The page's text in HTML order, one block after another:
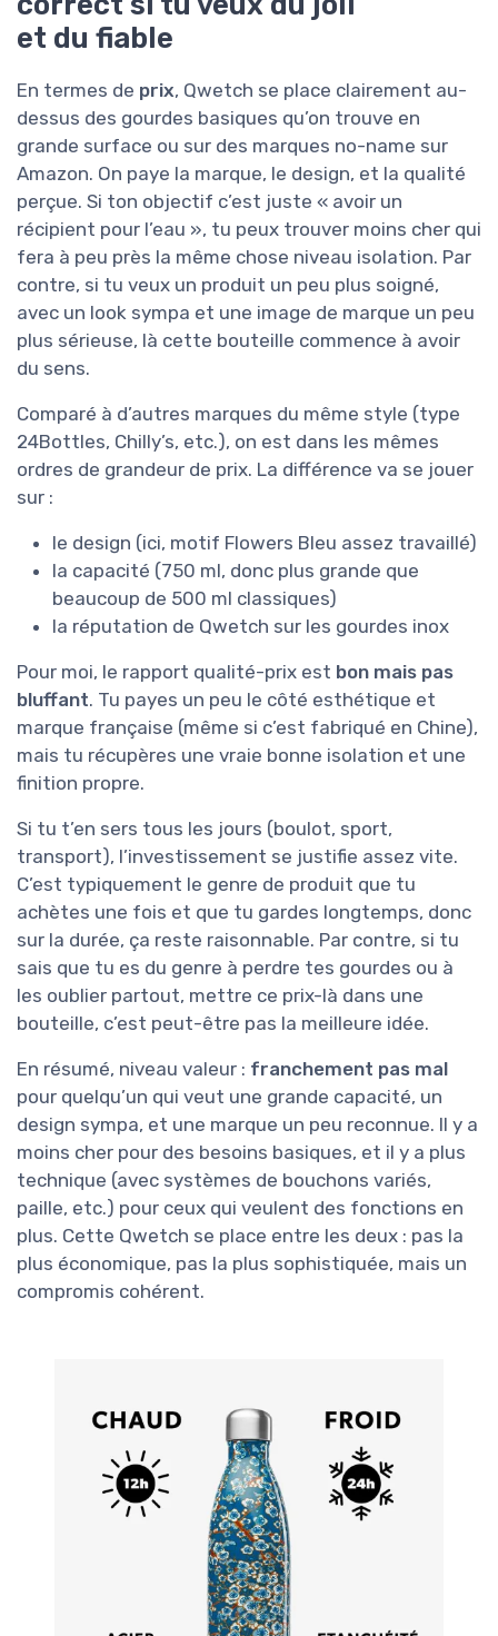
et du fiable
En termes de prix, Qwetch se place clairement au-
dessus des gourdes basiques qu’on trouve en
grande surface ou sur des marques no-name sur
Amazon. On paye la marque, le design, et la qualité
perçue. Si ton objectif c’est juste « avoir un
récipient pour l’eau », tu peux trouver moins cher qui
fera à peu près la même chose niveau isolation. Par
contre, si tu veux un produit un peu plus soigné,
avec un look sympa et une image de marque un peu
plus sérieuse, là cette bouteille commence à avoir
du sens.
Comparé à d’autres marques du même style (type
24Bottles, Chilly’s, etc.), on est dans les mêmes
ordres de grandeur de prix. La différence va se jouer
sur :
le design (ici, motif Flowers Bleu assez travaillé)
la capacité (750 ml, donc plus grande que
beaucoup de 500 ml classiques)
la réputation de Qwetch sur les gourdes inox
Pour moi, le rapport qualité-prix est bon mais pas
bluffant. Tu payes un peu le côté esthétique et
marque française (même si c’est fabriqué en Chine),
mais tu récupères une vraie bonne isolation et une
finition propre.
Si tu t’en sers tous les jours (boulot, sport,
transport), l’investissement se justifie assez vite.
C’est typiquement le genre de produit que tu
achètes une fois et que tu gardes longtemps, donc
sur la durée, ça reste raisonnable. Par contre, si tu
sais que tu es du genre à perdre tes gourdes ou à
les oublier partout, mettre ce prix-là dans une
bouteille, c’est peut-être pas la meilleure idée.
En résumé, niveau valeur : franchement pas mal
pour quelqu’un qui veut une grande capacité, un
design sympa, et une marque un peu reconnue. Il y a
moins cher pour des besoins basiques, et il y a plus
technique (avec systèmes de bouchons variés,
paille, etc.) pour ceux qui veulent des fonctions en
plus. Cette Qwetch se place entre les deux : pas la
plus économique, pas la plus sophistiquée, mais un
compromis cohérent.